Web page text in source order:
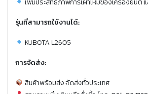
เพิ่มประสิทธิภาพการเผาไหม้ของเครื่องยนต์
รุ่นที่สามารถใช้งานได้:
KUBOTA L2605
การจัดส่ง:
สินค้าพร้อมส่ง จัดส่งทั่วประเทศ